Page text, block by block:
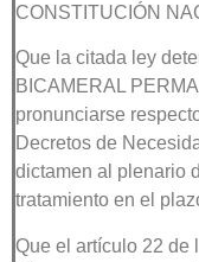
CONSTITUCIÓN
Que la citada ley
BICAMERAL
pronunciarse
Decretos de
dictamen al plenario
tratamiento en el
Que el artículo 22 de